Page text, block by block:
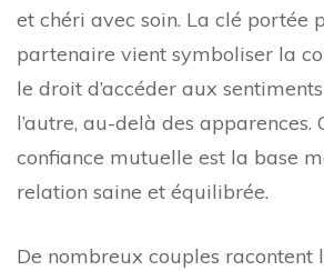
et chéri avec soin. La clé portée
partenaire vient symboliser la
le droit d’accéder aux
l’autre, au-delà des apparences.
confiance mutuelle est la base
relation saine et équilibrée.
De nombreux couples racontent